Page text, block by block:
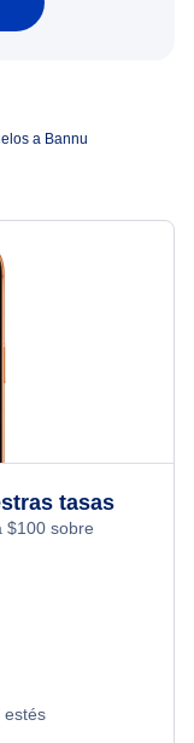
a Bannu
tasas
$100 sobre
estés